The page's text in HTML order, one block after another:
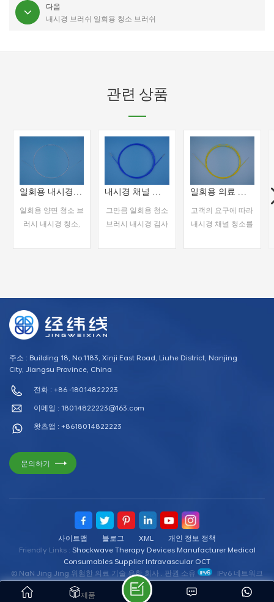
다음
내시경 브러쉬 일회용 청소 브러쉬
관련 상품
일회용 내시경 양단 청소용 브러시
일회용 양면 청소 브
러시 내시경 청소,
되는 청소 브러시의
내시경 채널 이중 종단 청소 브러시
그만큼 일회용 청소
브러시 내시경 검사
되는 기구입니다. 내
향상시키는 데 사용
일회용 의료 위 내시경 청소 브러쉬
고객의 요구에 따라
내시경 채널 청소를
한 청소 브러시 옵션
주소 : Building 18, No.1183, Xinji East Road, Liuhe District, Nanjing
City, Jiangsu Province, China
전화 : +86 -18014822223
이메일 : 18014822223@163.com
왓츠앱 : +8618014822223
문의하기
사이트맵 블로그 XML
개인 정보 정책
Friendly Links : Shockwave Therapy Devices ManufacturerMedical
Consumables SupplierIntravascular OCT
© NaN Jing Jing 위험한 의료 기술 유한 회사 . 판권 소유
IPv6 네트워크
지원
제품